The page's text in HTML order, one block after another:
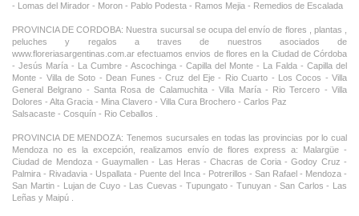
- Lomas del Mirador - Moron - Pablo Podesta - Ramos Mejia - Remedios de Escalada
PROVINCIA DE CORDOBA: Nuestra sucursal se ocupa del envío de flores , plantas ,
peluches y regalos a traves de nuestros asociados de
www.floreriasargentinas.com.ar efectuamos envios de flores en la Ciudad de Córdoba
- Jesús María - La Cumbre - Ascochinga - Capilla del Monte - La Falda - Capilla del
Monte - Villa de Soto - Dean Funes - Cruz del Eje - Rio Cuarto - Los Cocos - Villa
General Belgrano - Santa Rosa de Calamuchita - Villa María - Rio Tercero - Villa
Dolores - Alta Gracia - Mina Clavero - Villa Cura Brochero - Carlos Paz
Salsacaste - Cosquín - Rio Ceballos .
PROVINCIA DE MENDOZA: Tenemos sucursales en todas las provincias por lo cual
Mendoza no es la excepción, realizamos envío de flores express a: Malargüe -
Ciudad de Mendoza - Guaymallen - Las Heras - Chacras de Coria - Godoy Cruz -
Palmira - Rivadavia - Uspallata - Puente del Inca - Potrerillos - San Rafael - Mendoza -
San Martin - Lujan de Cuyo - Las Cuevas - Tupungato - Tunuyan - San Carlos - Las
Leñas y Maipú .